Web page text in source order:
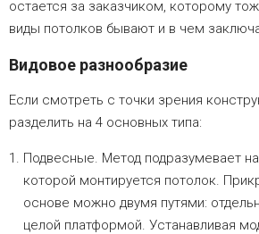
остается за заказчиком, которому
виды потолков бывают и в чем
Видовое разнообразие
Если смотреть с точки зрения
разделить на 4 основных типа:
Подвесные. Метод подразумевает
которой монтируется потолок.
основе можно двумя путями:
целой платформой. Устанавливая